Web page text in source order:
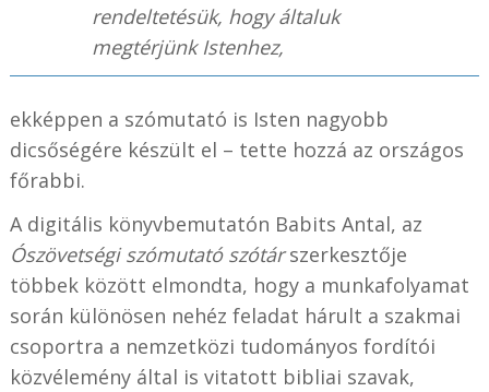
rendeltetésük, hogy általuk
megtérjünk Istenhez,
ekképpen a szómutató is Isten nagyobb
dicsőségére készült el – tette hozzá az országos
főrabbi.
A digitális könyvbemutatón Babits Antal, az
Ószövetségi szómutató szótárszerkesztője
többek között elmondta, hogy a munkafolyamat
során különösen nehéz feladat hárult a szakmai
csoportra a nemzetközi tudományos fordítói
közvélemény által is vitatott bibliai szavak,